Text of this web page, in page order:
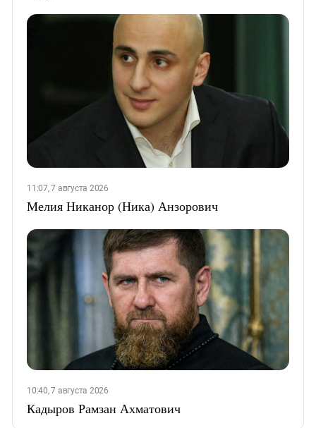
11:07, 7 августа 2026
Мелия Никанор (Ника) Анзорович
10:40, 7 августа 2026
Кадыров Рамзан Ахматович